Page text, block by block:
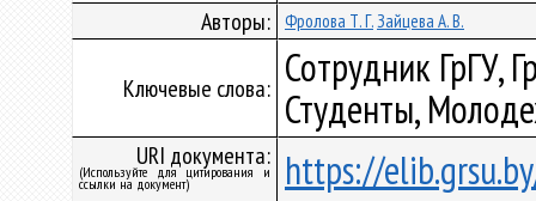
Авторы: Фролова Т. Г.Зайцева А. В.
Ключевые слова: Сотрудник ГрГУ,
Студенты,
URI документа:
(Используйте для цитирования и
ссылки на документ) https://